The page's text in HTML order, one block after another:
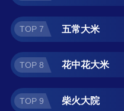
TOP 7 五常大米
TOP 8 花中花大米
TOP 9 柴火大院